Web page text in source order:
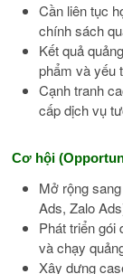
Cần liên tục
chính sách
Kết quả
phẩm và yếu
Cạnh tranh
cấp dịch vụ
Cơ hội
Mở rộng
Ads, Zalo
Phát triển gói
và chạy
Xây dựng